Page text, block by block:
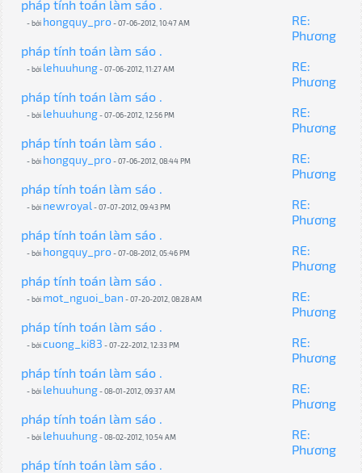
pháp tính toán làm sáo .
- bởi hongquy_pro- 07-06-2012, 10:47 AM
RE:
Phương
pháp tính toán làm sáo .
- bởi lehuuhung- 07-06-2012, 11:27 AM
RE:
Phương
pháp tính toán làm sáo .
- bởi lehuuhung- 07-06-2012, 12:56 PM
RE:
Phương
pháp tính toán làm sáo .
- bởi hongquy_pro- 07-06-2012, 08:44 PM
RE:
Phương
pháp tính toán làm sáo .
- bởi newroyal- 07-07-2012, 09:43 PM
RE:
Phương
pháp tính toán làm sáo .
- bởi hongquy_pro- 07-08-2012, 05:46 PM
RE:
Phương
pháp tính toán làm sáo .
- bởi mot_nguoi_ban - 07-20-2012, 08:28 AM
RE:
Phương
pháp tính toán làm sáo .
- bởicuong_ki83 - 07-22-2012, 12:33 PM
RE:
Phương
pháp tính toán làm sáo .
- bởi lehuuhung- 08-01-2012, 09:37 AM
RE:
Phương
pháp tính toán làm sáo .
- bởi lehuuhung- 08-02-2012, 10:54 AM
RE:
Phương
pháp tính toán làm sáo .